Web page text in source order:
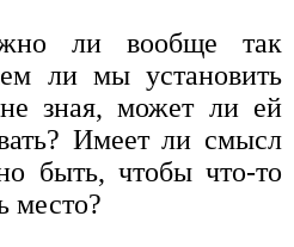
ли вообще так
ли мы установить
зная, может ли ей
Имеет ли смысл
быть, чтобы что-то
место?